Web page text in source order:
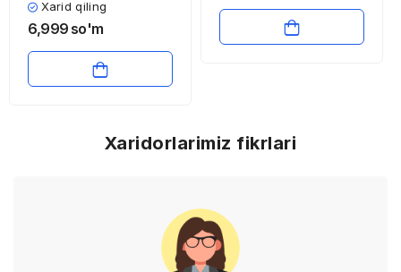
mamlakatlarda ta’lim
tizimi
Xarid qiling
6,999 so'm
Xaridorlarimiz fikrlari